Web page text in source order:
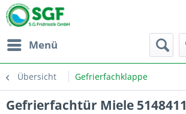
Menü
Übersicht Gefrierfachklappe
Gefrierfachtür Miele 5148411